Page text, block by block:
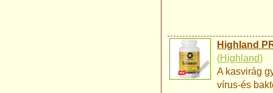
Highland
(Highland)
A kasvirág
vírus-és